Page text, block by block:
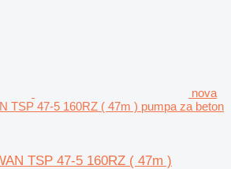
nova
TSP 47-5 160RZ ( 47m ) pumpa za beton
TSP 47-5 160RZ ( 47m )